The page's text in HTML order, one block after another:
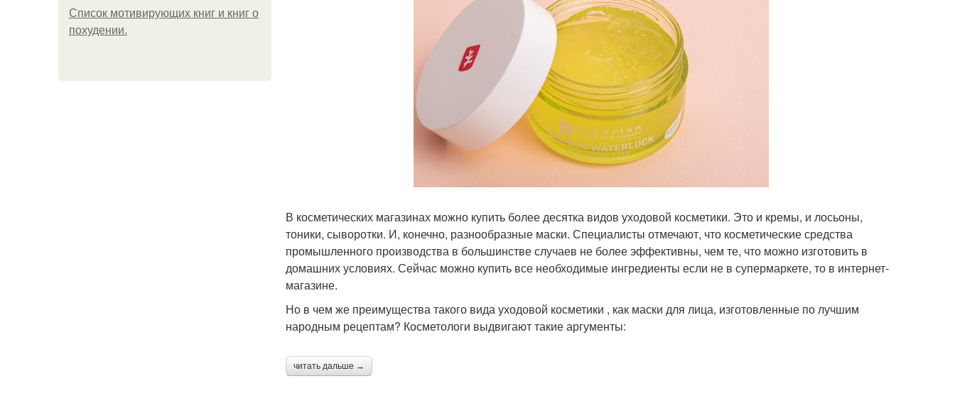
Список мотивирующих книг и книг о
похудении.
В косметических магазинах можно купить более десятка видов уходовой косметики. Это и кремы, и лосьоны,
тоники, сыворотки. И, конечно, разнообразные маски. Специалисты отмечают, что косметические средства
промышленного производства в большинстве случаев не более эффективны, чем те, что можно изготовить в
домашних условиях. Сейчас можно купить все необходимые ингредиенты если не в супермаркете, то в интернет-
магазине.
Но в чем же преимущества такого вида уходовой косметики , как маски для лица, изготовленные по лучшим
народным рецептам? Косметологи выдвигают такие аргументы:
читать дальше →